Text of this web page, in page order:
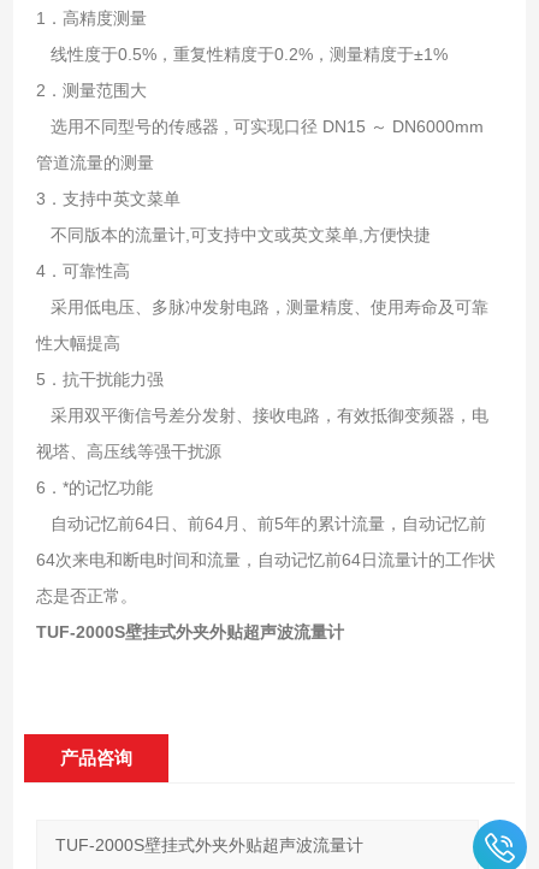
1．高精度测量
线性度于0.5%，重复性精度于0.2%，测量精度于±1%
2．测量范围大
选用不同型号的传感器 , 可实现口径 DN15 ～ DN6000mm
管道流量的测量
3．支持中英文菜单
不同版本的流量计,可支持中文或英文菜单,方便快捷
4．可靠性高
采用低电压、多脉冲发射电路，测量精度、使用寿命及可靠
性大幅提高
5．抗干扰能力强
采用双平衡信号差分发射、接收电路，有效抵御变频器，电
视塔、高压线等强干扰源
6．*的记忆功能
自动记忆前64日、前64月、前5年的累计流量，自动记忆前
64次来电和断电时间和流量，自动记忆前64日流量计的工作状
态是否正常。
TUF-2000S壁挂式外夹外贴超声波流量计
产品咨询